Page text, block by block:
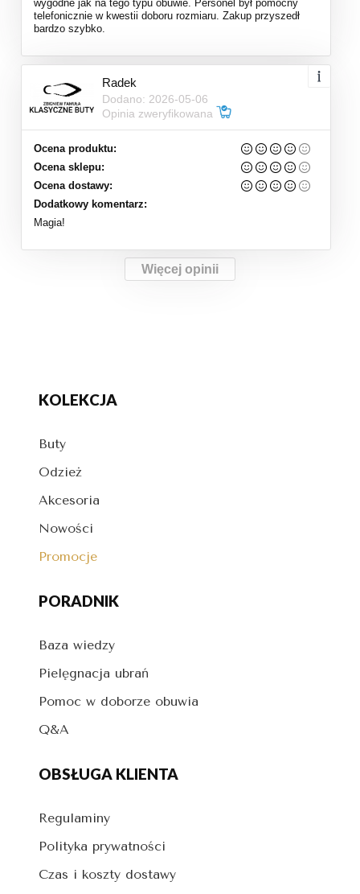
wygodne jak na tego typu obuwie. Personel był pomocny
telefonicznie w kwestii doboru rozmiaru. Zakup przyszedł
bardzo szybko.
Radek
Dodano: 2026-05-06
Opinia zweryfikowana
Ocena produktu:
Ocena sklepu:
Ocena dostawy:
Dodatkowy komentarz:
Magia!
Więcej opinii
KOLEKCJA
Buty
Odzież
Akcesoria
Nowości
Promocje
PORADNIK
Baza wiedzy
Pielęgnacja ubrań
Pomoc w doborze obuwia
Q&A
OBSŁUGA KLIENTA
Regulaminy
Polityka prywatności
Czas i koszty dostawy